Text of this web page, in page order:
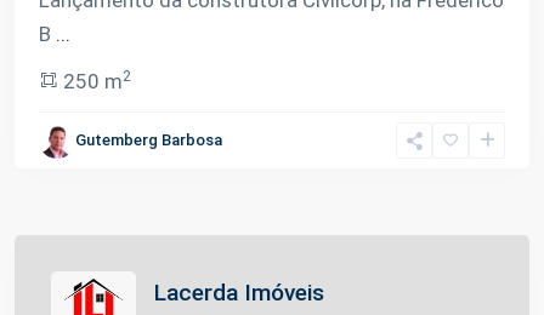
B ...
250 m2
Gutemberg Barbosa
Lacerda Imóveis